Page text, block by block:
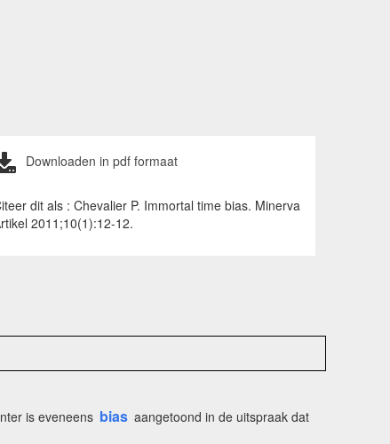
Downloaden in pdf formaat
dit als : Chevalier P. Immortal time bias. Minerva
2011;10(1):12-12.
is eveneens bias aangetoond in de uitspraak dat